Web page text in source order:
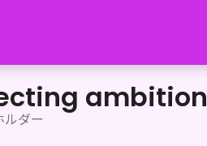
ambition
ルダー